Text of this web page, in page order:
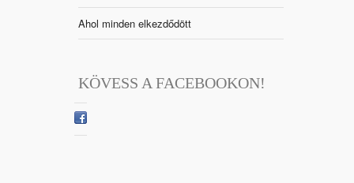
Ahol minden elkezdődött
KÖVESS A FACEBOOKON!